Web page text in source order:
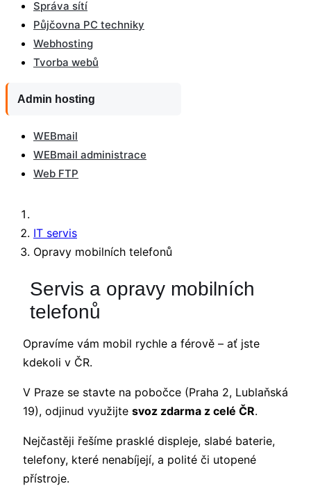
Správa sítí
Půjčovna PC techniky
Webhosting
Tvorba webů
Admin hosting
WEBmail
WEBmail administrace
Web FTP
IT servis
Opravy mobilních telefonů
Servis a opravy mobilních
telefonů
Opravíme vám mobil rychle a férově – ať jste
kdekoli v ČR.
V Praze se stavte na pobočce (Praha 2, Lublaňská
19), odjinud využijte svoz zdarma z celé ČR.
Nejčastěji řešíme prasklé displeje, slabé baterie,
telefony, které nenabíjejí, a polité či utopené
přístroje.